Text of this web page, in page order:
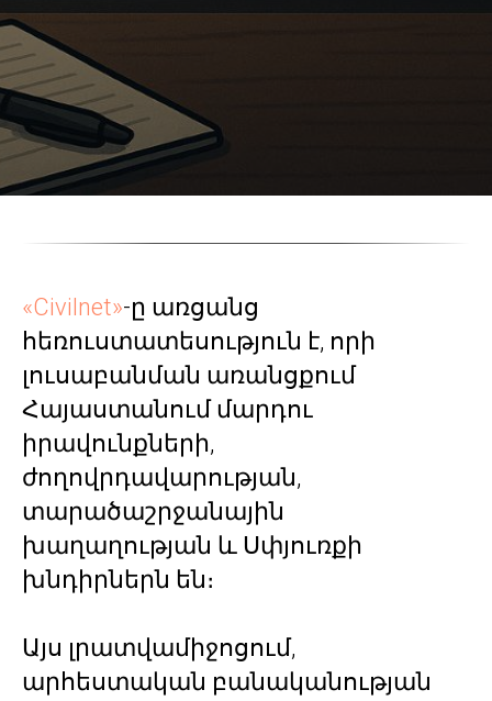
«Civilnet»-ը առցանց
հեռուստատեսություն է, որի
լուսաբանման առանցքում
Հայաստանում մարդու
իրավունքների,
ժողովրդավարության,
տարածաշրջանային
խաղաղության և Սփյուռքի
խնդիրներն են։
Այս լրատվամիջոցում,
արհեստական բանականության